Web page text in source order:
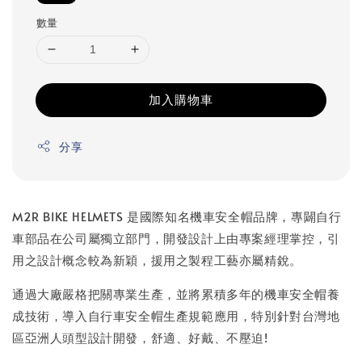
數量
加入購物車
分享
M2R BIKE HELMETS 是國際知名機車安全帽品牌，專闢自行
車部品在公司屬獨立部門，開發設計上由專案經理掌控，引
用之設計概念較為新穎，援用之製程工藝亦屬精銳。
通過大廠嚴格把關專業生產，並將累積多年的機車安全帽養
成技術，導入自行車安全帽生產規範應用，特別針對台灣地
區亞洲人頭型設計開發，舒適、好戴、不壓迫!